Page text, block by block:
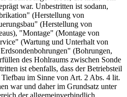
war. Unbestritten ist sodann,
(Herstellung von
(Herstellung von
"Montage" (Montage von
(Wartung und Unterhalt von
(Bohrungen,
des Hohlraums zwischen Sonde
ist ebenfalls, dass der Betriebsteil
im Sinne von Art. 2 Abs. 4 lit.
war und daher im Grundsatz unter
der allgemeinverbindlich